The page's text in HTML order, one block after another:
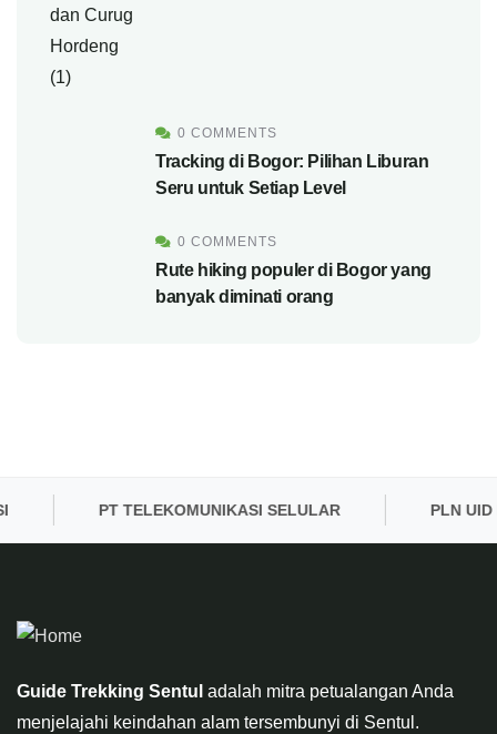
0 COMMENTS
Tracking di Bogor: Pilihan Liburan
Seru untuk Setiap Level
0 COMMENTS
Rute hiking populer di Bogor yang
banyak diminati orang
PT TELEKOMUNIKASI SELULAR PLN UID
Guide Trekking Sentul adalah mitra petualangan Anda
menjelajahi keindahan alam tersembunyi di Sentul.